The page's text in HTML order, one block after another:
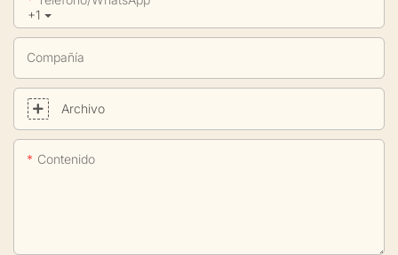
+1
Compañía
Archivo
Contenido